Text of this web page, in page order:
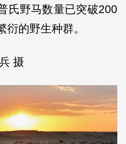
氏野马数量已突破200
衍的野生种群。
摄